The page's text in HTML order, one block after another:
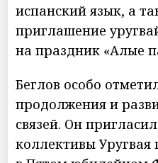
испанский язык, а
приглашение
на праздник «Алые
Беглов особо
продолжения и
связей. Он
коллективы Уругвая